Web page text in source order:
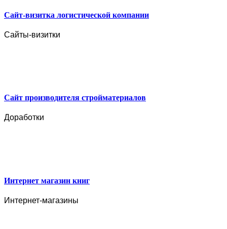
Сайт-визитка логистической компании
Сайты-визитки
Сайт производителя стройматериалов
Доработки
Интернет магазин книг
Интернет-магазины